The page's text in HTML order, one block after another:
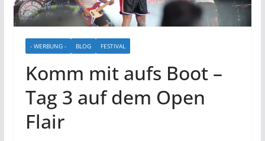
- WERBUNG - BLOG FESTIVAL
Komm mit aufs Boot –
Tag 3 auf dem Open
Flair